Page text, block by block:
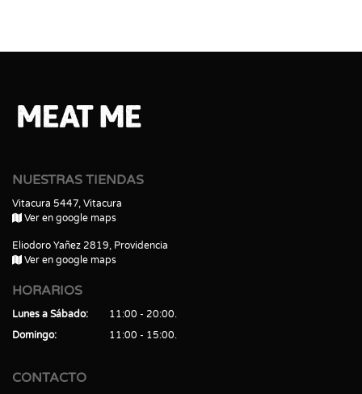
NUESTRAS TIENDAS
Vitacura 5447, Vitacura
Ver en google maps
Eliodoro Yañez 2819, Providencia
Ver en google maps
HORARIOS
Lunes a Sábado
11:00 - 20:00
Domingo
11:00 - 15:00
CONTACTO